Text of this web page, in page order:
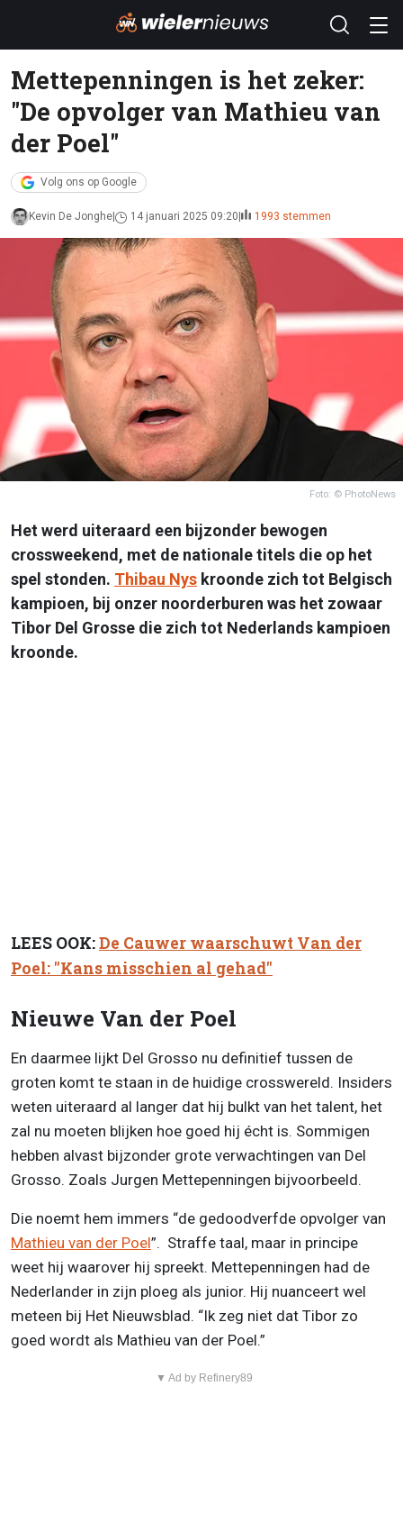
Mettepenningen is het zeker:
"De opvolger van Mathieu van
der Poel"
Volg ons op Google
Kevin De Jonghe 14 januari 2025 09:20 1993 stemmen
Foto: © PhotoNews
Het werd uiteraard een bijzonder bewogen
crossweekend, met de nationale titels die op het
spel stonden. Thibau Nys kroonde zich tot Belgisch
kampioen, bij onzer noorderburen was het zowaar
Tibor Del Grosse die zich tot Nederlands kampioen
kroonde.
LEES OOK:De Cauwer waarschuwt Van der
Poel: "Kans misschien al gehad"
Nieuwe Van der Poel
En daarmee lijkt Del Grosso nu definitief tussen de
groten komt te staan in de huidige crosswereld. Insiders
weten uiteraard al langer dat hij bulkt van het talent, het
zal nu moeten blijken hoe goed hij écht is. Sommigen
hebben alvast bijzonder grote verwachtingen van Del
Grosso. Zoals Jurgen Mettepenningen bijvoorbeeld.
Die noemt hem immers “de gedoodverfde opvolger van
Mathieu van der Poel”. Straffe taal, maar in principe
weet hij waarover hij spreekt. Mettepenningen had de
Nederlander in zijn ploeg als junior. Hij nuanceert wel
meteen bij Het Nieuwsblad. “Ik zeg niet dat Tibor zo
goed wordt als Mathieu van der Poel.”
▼ Ad by Refinery89